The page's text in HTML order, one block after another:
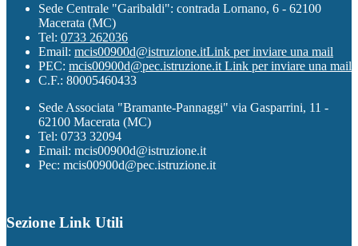
Sede Centrale "Garibaldi": contrada Lornano, 6 - 62100
Macerata (MC)
Tel: 0733 262036
Email: mcis00900d@istruzione.itLink per inviare una mail
PEC: mcis00900d@pec.istruzione.it Link per inviare una mail
C.F.: 80005460433
Sede Associata "Bramante-Pannaggi" via Gasparrini, 11 -
62100 Macerata (MC)
Tel: 0733 32094
Email: mcis00900d@istruzione.it
Pec: mcis00900d@pec.istruzione.it
Sezione Link Utili